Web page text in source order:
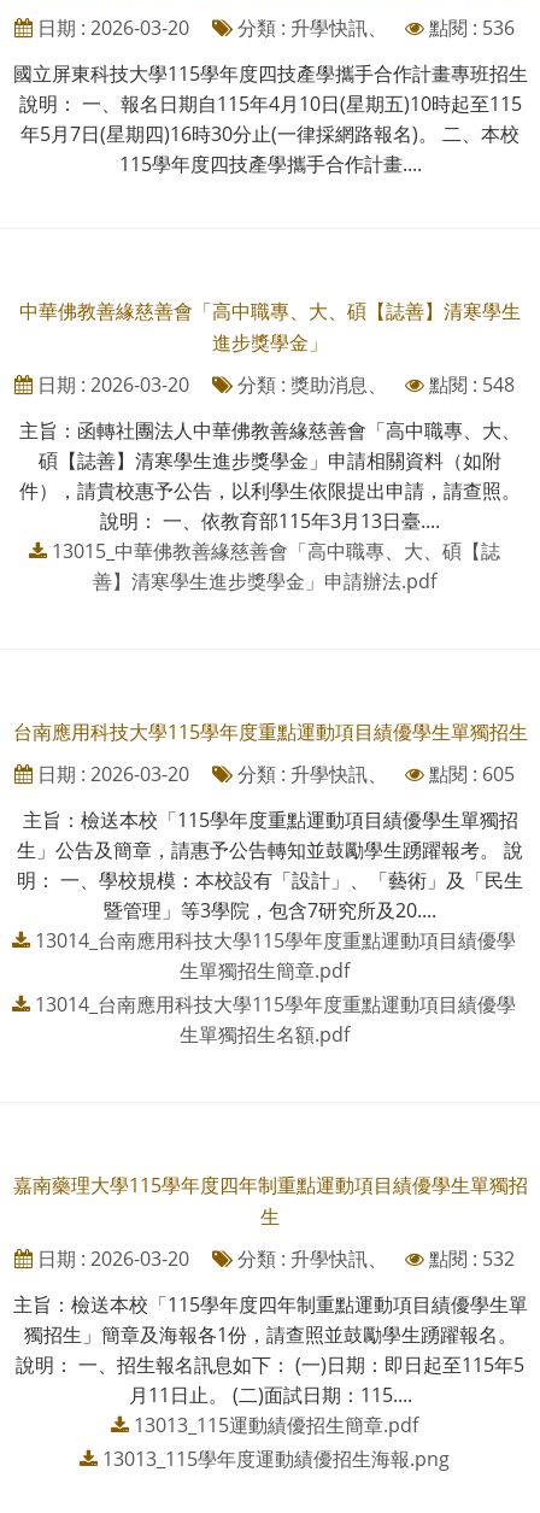
日期 : 2026-03-20
分類 : 升學快訊、
點閱 : 536
國立屏東科技大學115學年度四技產學攜手合作計畫專班招生
說明： 一、報名日期自115年4月10日(星期五)10時起至115
年5月7日(星期四)16時30分止(一律採網路報名)。 二、本校
115學年度四技產學攜手合作計畫....
中華佛教善緣慈善會「高中職專、大、碩【誌善】清寒學生
進步獎學金」
日期 : 2026-03-20
分類 : 獎助消息、
點閱 : 548
主旨：函轉社團法人中華佛教善緣慈善會「高中職專、大、
碩【誌善】清寒學生進步獎學金」申請相關資料（如附
件），請貴校惠予公告，以利學生依限提出申請，請查照。
說明： 一、依教育部115年3月13日臺....
13015_中華佛教善緣慈善會「高中職專、大、碩【誌
善】清寒學生進步獎學金」申請辦法.pdf
台南應用科技大學115學年度重點運動項目績優學生單獨招生
日期 : 2026-03-20
分類 : 升學快訊、
點閱 : 605
主旨：檢送本校「115學年度重點運動項目績優學生單獨招
生」公告及簡章，請惠予公告轉知並鼓勵學生踴躍報考。 說
明： 一、學校規模：本校設有「設計」、「藝術」及「民生
暨管理」等3學院，包含7研究所及20....
13014_台南應用科技大學115學年度重點運動項目績優學
生單獨招生簡章.pdf
13014_台南應用科技大學115學年度重點運動項目績優學
生單獨招生名額.pdf
嘉南藥理大學115學年度四年制重點運動項目績優學生單獨招
生
日期 : 2026-03-20
分類 : 升學快訊、
點閱 : 532
主旨：檢送本校「115學年度四年制重點運動項目績優學生單
獨招生」簡章及海報各1份，請查照並鼓勵學生踴躍報名。
說明： 一、招生報名訊息如下： (一)日期：即日起至115年5
月11日止。 (二)面試日期：115....
13013_115運動績優招生簡章.pdf
13013_115學年度運動績優招生海報.png